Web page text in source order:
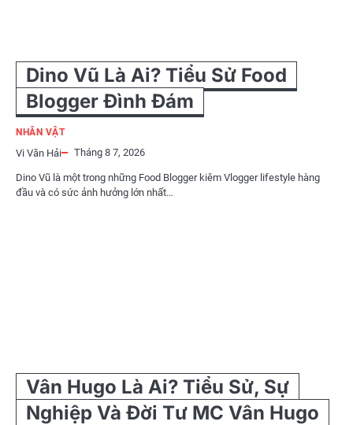
Dino Vũ Là Ai? Tiểu Sử Food
Blogger Đình Đám
NHÂN VẬT
Vi Văn Hải Tháng 8 7, 2026
Dino Vũ là một trong những Food Blogger kiêm Vlogger lifestyle hàng
đầu và có sức ảnh hưởng lớn nhất…
Vân Hugo Là Ai? Tiểu Sử, Sự
Nghiệp Và Đời Tư MC Vân Hugo